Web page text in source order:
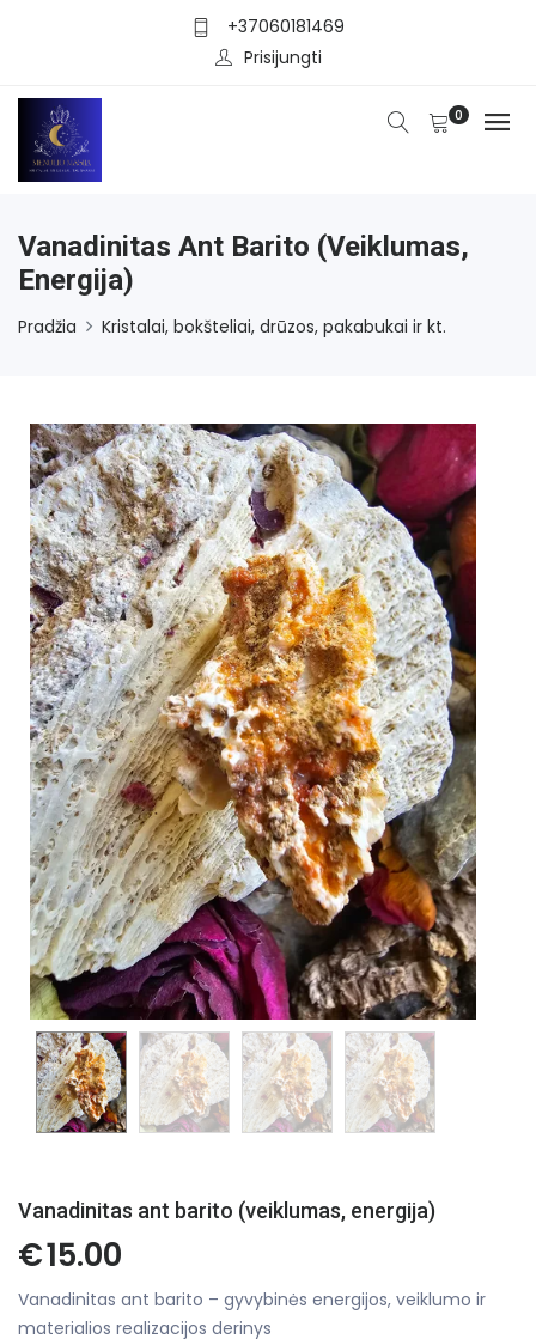
+37060181469
Prisijungti
0
Vanadinitas Ant Barito (veiklumas,
Energija)
Pradžia Kristalai, bokšteliai, drūzos, pakabukai ir kt.
Vanadinitas ant barito (veiklumas, energija)
€15.00
Vanadinitas ant barito – gyvybinės energijos, veiklumo ir
materialios realizacijos derinys